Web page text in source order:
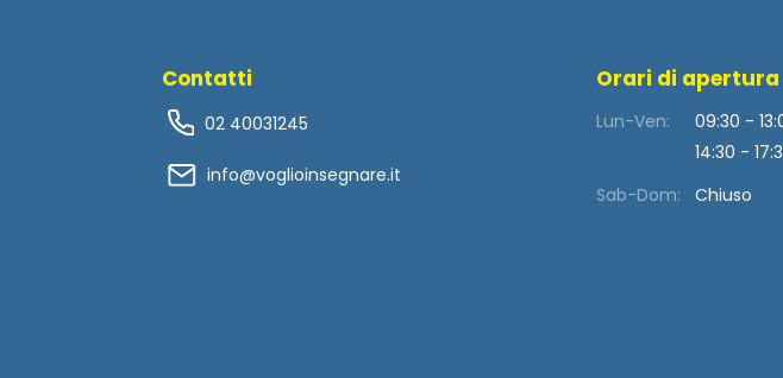
Contatti
02 40031245
info@voglioinsegnare.it
Orari di apertura
Lun-Ven:
09:30 -
14:30 -
Sab-Dom:
Chiuso